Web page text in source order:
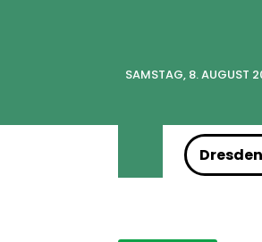
SAMSTAG, 8. AUGUST